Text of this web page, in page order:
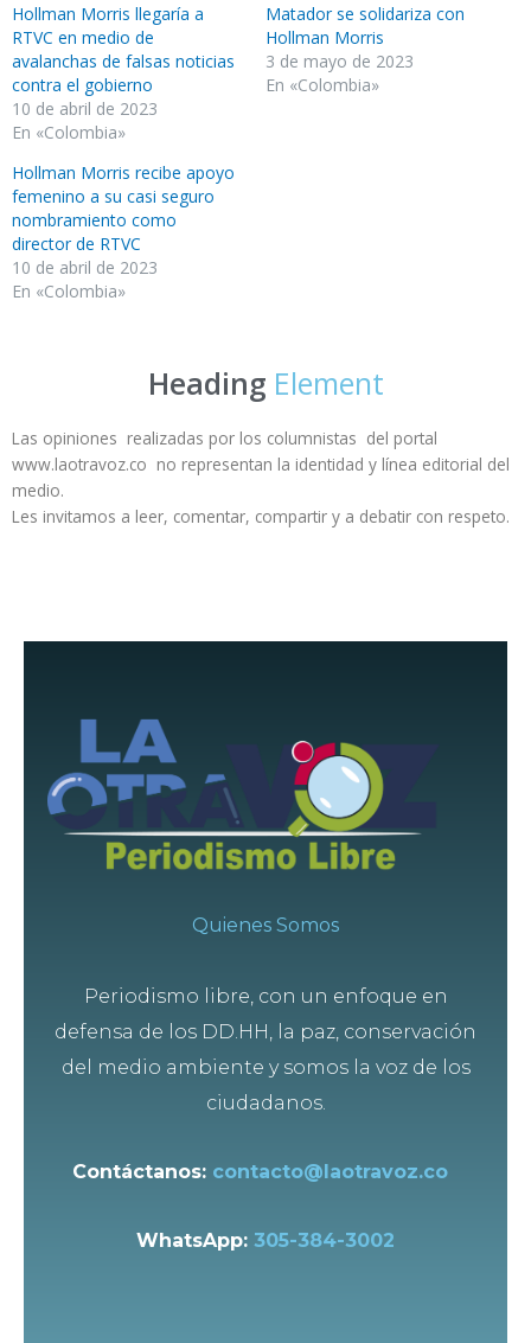
Hollman Morris llegaría a
RTVC en medio de
avalanchas de falsas noticias
contra el gobierno
10 de abril de 2023
En «Colombia»
Matador se solidariza con
Hollman Morris
3 de mayo de 2023
En «Colombia»
Hollman Morris recibe apoyo
femenino a su casi seguro
nombramiento como
director de RTVC
10 de abril de 2023
En «Colombia»
Heading Element
Las opiniones realizadas por los columnistas del portal
www.laotravoz.co no representan la identidad y línea editorial del
medio.
Les invitamos a leer, comentar, compartir y a debatir con respeto.
Quienes Somos
Periodismo libre, con un enfoque en
defensa de los DD.HH, la paz, conservación
del medio ambiente y somos la voz de los
ciudadanos.
Contáctanos: contacto@laotravoz.co
WhatsApp: 305-384-3002